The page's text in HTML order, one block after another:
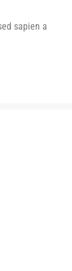
sapien a